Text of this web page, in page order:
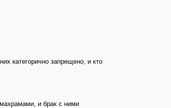
категорично запрещено, и кто
и брак с ними